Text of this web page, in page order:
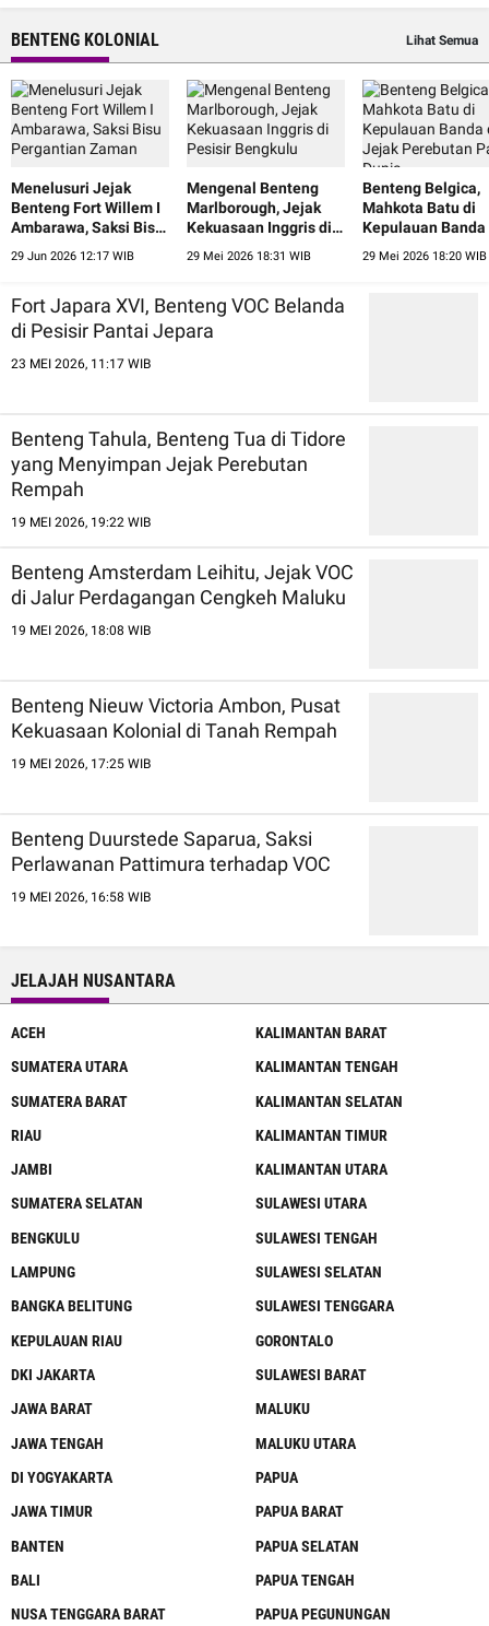
BENTENG KOLONIAL Lihat Semua
Menelusuri Jejak
Benteng Fort Willem I
Ambarawa, Saksi Bisu
Pergantian Zaman
29 Jun 2026 12:17 WIB
Mengenal Benteng
Marlborough, Jejak
Kekuasaan Inggris di
Pesisir Bengkulu
29 Mei 2026 18:31 WIB
Benteng Belgica,
Mahkota Batu di
Kepulauan Banda
Jejak Perebutan
29 Mei 2026 18:20 WIB
Fort Japara XVI, Benteng VOC Belanda
di Pesisir Pantai Jepara
23 MEI 2026, 11:17 WIB
Benteng Tahula, Benteng Tua di Tidore
yang Menyimpan Jejak Perebutan
Rempah
19 MEI 2026, 19:22 WIB
Benteng Amsterdam Leihitu, Jejak VOC
di Jalur Perdagangan Cengkeh Maluku
19 MEI 2026, 18:08 WIB
Benteng Nieuw Victoria Ambon, Pusat
Kekuasaan Kolonial di Tanah Rempah
19 MEI 2026, 17:25 WIB
Benteng Duurstede Saparua, Saksi
Perlawanan Pattimura terhadap VOC
19 MEI 2026, 16:58 WIB
JELAJAH NUSANTARA
ACEH
SUMATERA UTARA
SUMATERA BARAT
RIAU
JAMBI
SUMATERA SELATAN
BENGKULU
LAMPUNG
BANGKA BELITUNG
KEPULAUAN RIAU
DKI JAKARTA
JAWA BARAT
JAWA TENGAH
DI YOGYAKARTA
JAWA TIMUR
BANTEN
BALI
NUSA TENGGARA BARAT
KALIMANTAN BARAT
KALIMANTAN TENGAH
KALIMANTAN SELATAN
KALIMANTAN TIMUR
KALIMANTAN UTARA
SULAWESI UTARA
SULAWESI TENGAH
SULAWESI SELATAN
SULAWESI TENGGARA
GORONTALO
SULAWESI BARAT
MALUKU
MALUKU UTARA
PAPUA
PAPUA BARAT
PAPUA SELATAN
PAPUA TENGAH
PAPUA PEGUNUNGAN